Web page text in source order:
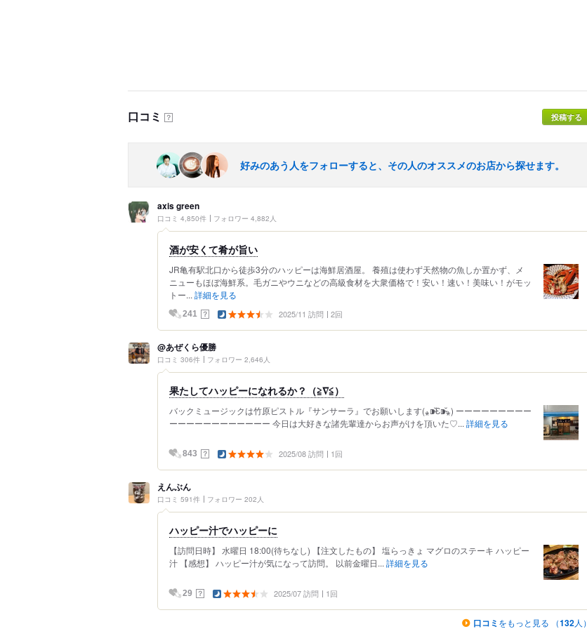
口コミ ？ 投稿する
好みのあう人をフォローすると、その人のオススメのお店から探せます。
axis green
口コミ 4,850件 フォロワー 4,882人
酒が安くて肴が旨い
JR亀有駅北口から徒歩3分のハッピーは海鮮居酒屋。 養殖は使わず天然物の魚しか置かず、メ
ニューもほぼ海鮮系。毛ガニやウニなどの高級食材を大衆価格で！安い！速い！美味い！がモッ
トー... 詳細を見る
241 ？ 2025/11 訪問 2回
@あぜくら優勝
口コミ 306件 フォロワー 2,646人
果たしてハッピーになれるか？（≧∇≦）
バックミュージックは竹原ピストル『サンサーラ』でお願いします(⁎⁍̴̆Ɛ⁍̴̆⁎) ーーーーーーーーー
ーーーーーーーーーーーー 今日は大好きな諸先輩達からお声がけを頂いた♡... 詳細を見る
843 ？ 2025/08 訪問 1回
えんぶん
口コミ 591件 フォロワー 202人
ハッピー汁でハッピーに
【訪問日時】 水曜日 18:00(待ちなし) 【注文したもの】 塩らっきょ マグロのステーキ ハッピー
汁 【感想】 ハッピー汁が気になって訪問。 以前金曜日... 詳細を見る
29 ？ 2025/07 訪問 1回
口コミ をもっと見る （132人）